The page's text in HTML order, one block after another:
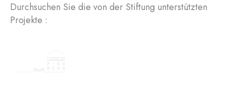
Durchsuchen Sie die von der Stiftung unterstützten
Projekte :